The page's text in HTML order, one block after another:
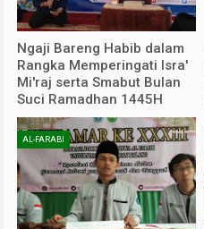
Ngaji Bareng Habib dalam
Rangka Memperingati Isra'
Mi'raj serta Smabut Bulan
Suci Ramadhan 1445H
AL-FARABI